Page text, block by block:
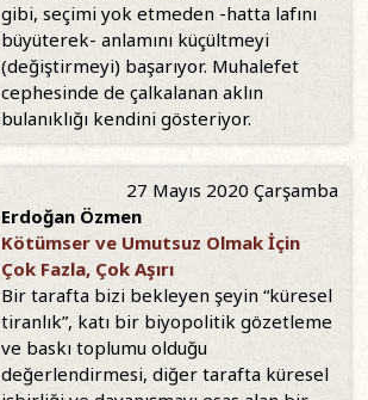
gibi, seçimi yok etmeden -hatta lafını
büyüterek- anlamını küçültmeyi
(değiştirmeyi) başarıyor. Muhalefet
cephesinde de çalkalanan aklın
bulanıklığı kendini gösteriyor.
27 Mayıs 2020 Çarşamba
Erdoğan Özmen
Kötümser ve Umutsuz Olmak İçin
Çok Fazla, Çok Aşırı
Bir tarafta bizi bekleyen şeyin “küresel
tiranlık”, katı bir biyopolitik gözetleme
ve baskı toplumu olduğu
değerlendirmesi, diğer tarafta küresel